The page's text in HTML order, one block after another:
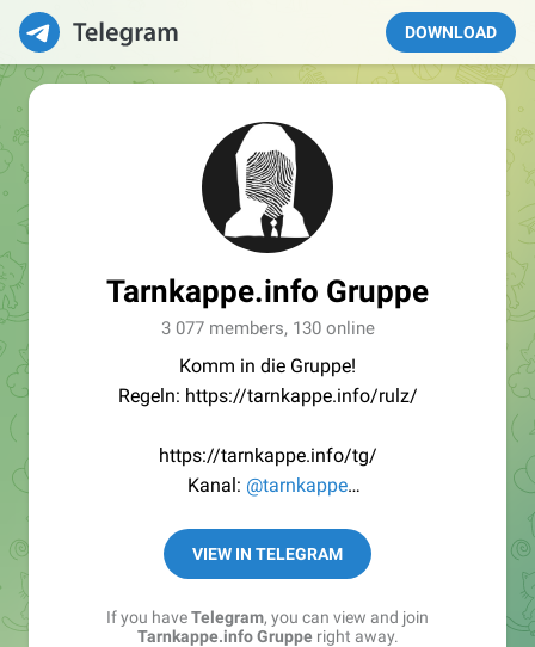
DOWNLOAD
Tarnkappe.info Gruppe
3 077 members, 130 online
Komm in die Gruppe!
Regeln: https://tarnkappe.info/rulz/
https://tarnkappe.info/tg/
Kanal: @tarnkappe
Best of:@bestoftarnkappe
Kochen: https://t.me/+WSW5F1VcmhliMjk6
VIEW IN TELEGRAM
If you haveTelegram, you can view and join
Tarnkappe.info Grupperight away.